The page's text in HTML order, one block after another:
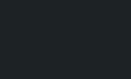
नेपाल आयल निगमको कार्यकारी
विदेशबाट फर्किँदा अपरिचित